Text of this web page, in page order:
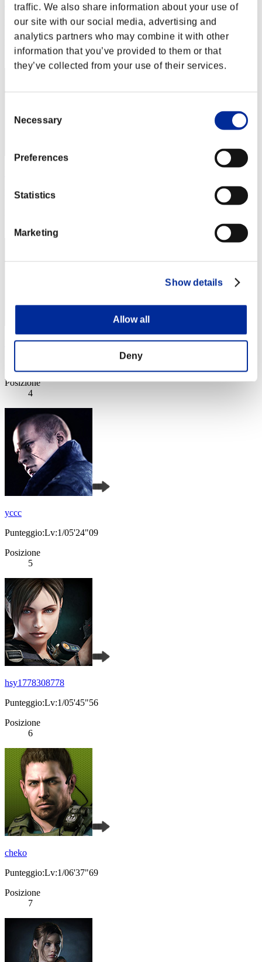
traffic. We also share information about your use of
our site with our social media, advertising and
analytics partners who may combine it with other
information that you’ve provided to them or that
they’ve collected from your use of their services.
Selection
Necessary
Preferences
Statistics
Marketing
Show details
Allow all
Deny
Aniki.tlr
Punteggio:Lv:1/01'57"01
Posizione
2
Punteggio:Lv:1/02'02"61
Plankton
Posizione
4
yccc
Punteggio:Lv:1/05'24"09
Posizione
5
hsy1778308778
Punteggio:Lv:1/05'45"56
Posizione
6
cheko
Punteggio:Lv:1/06'37"69
Posizione
7